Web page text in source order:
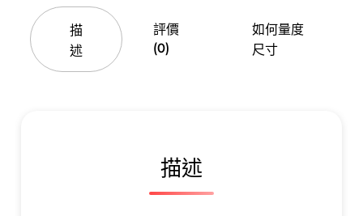
袖
拼
描
述
評價
(0)
如何量度
尺寸
描述